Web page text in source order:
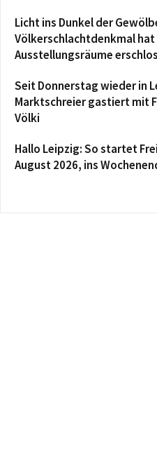
Licht ins Dunkel der
Völkerschlachtdenkmal hat
Ausstellungsräume
Seit Donnerstag wieder in
Marktschreier gastiert mit
Völki
Hallo Leipzig: So startet
August 2026, ins